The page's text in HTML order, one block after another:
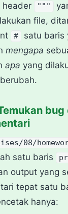
header
"""
file,
#
satu baris
mengapa
apa yang
bug
08/
satu baris
output yang
tepat satu
hanya: